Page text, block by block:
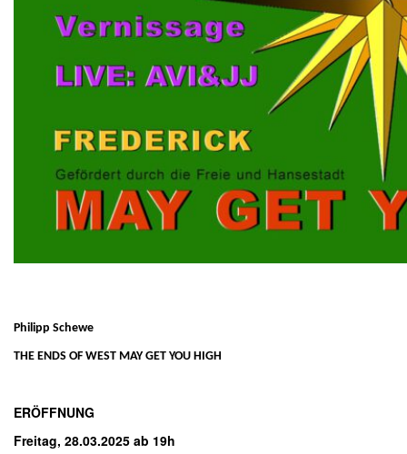
Philipp Schewe
THE ENDS OF WEST MAY GET YOU HIGH
ERÖFFNUNG
Freitag, 28.03.2025 ab 19h